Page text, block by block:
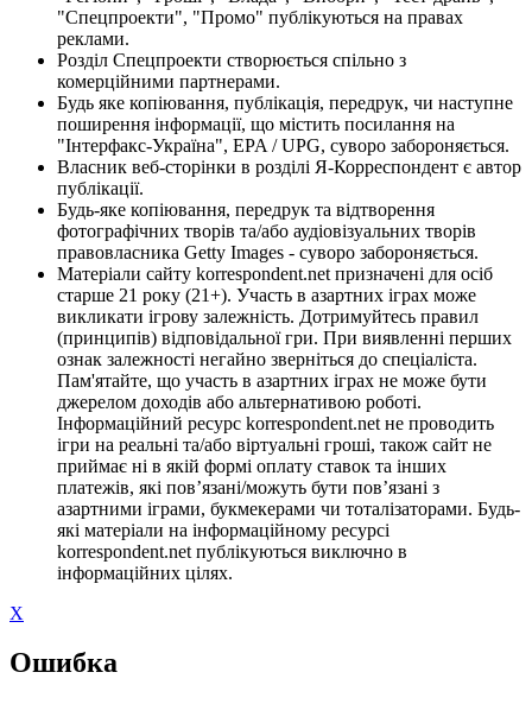
"Спецпроекти", "Промо" публікуються на правах
реклами.
Розділ Спецпроекти створюється спільно з
комерційними партнерами.
Будь яке копіювання, публікація, передрук, чи наступне
поширення інформації, що містить посилання на
"Інтерфакс-Україна", EPA / UPG, суворо забороняється.
Власник веб-сторінки в розділі Я-Корреспондент є автор
публікації.
Будь-яке копіювання, передрук та відтворення
фотографічних творів та/або аудіовізуальних творів
правовласника Getty Images - суворо забороняється.
Матеріали сайту korrespondent.net призначені для осіб
старше 21 року (21+). Участь в азартних іграх може
викликати ігрову залежність. Дотримуйтесь правил
(принципів) відповідальної гри. При виявленні перших
ознак залежності негайно зверніться до спеціаліста.
Пам'ятайте, що участь в азартних іграх не може бути
джерелом доходів або альтернативою роботі.
Інформаційний ресурс korrespondent.net не проводить
ігри на реальні та/або віртуальні гроші, також сайт не
приймає ні в якій формі оплату ставок та інших
платежів, які пов’язані/можуть бути пов’язані з
азартними іграми, букмекерами чи тоталізаторами. Будь-
які матеріали на інформаційному ресурсі
korrespondent.net публікуються виключно в
інформаційних цілях.
X
Ошибка